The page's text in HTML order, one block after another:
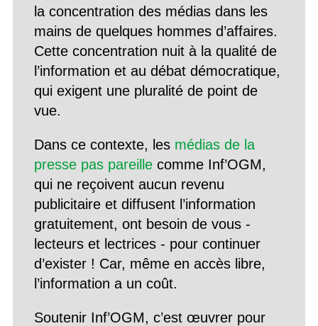
la concentration des médias dans les
mains de quelques hommes d’affaires.
Cette concentration nuit à la qualité de
l’information et au débat démocratique,
qui exigent une pluralité de point de
vue.
Dans ce contexte, les médias de la
presse pas pareillecomme Inf’OGM,
qui ne reçoivent aucun revenu
publicitaire et diffusent l’information
gratuitement, ont besoin de vous -
lecteurs et lectrices - pour continuer
d’exister ! Car, même en accès libre,
l’information a un coût.
Soutenir Inf’OGM, c’est œuvrer pour